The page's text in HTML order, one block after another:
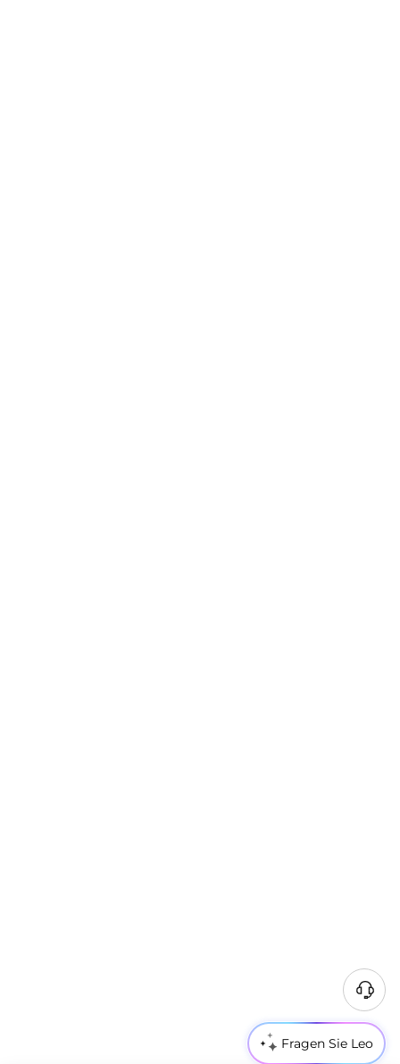
Fragen Sie Leo